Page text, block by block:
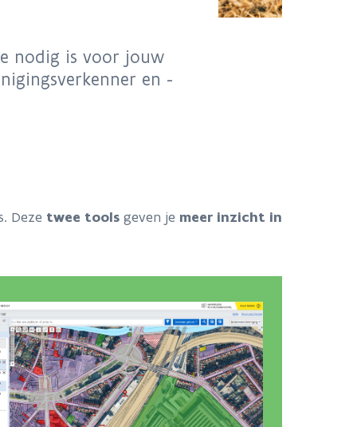
nodig is voor jouw
en -
Deze twee tools geven je meer inzicht in